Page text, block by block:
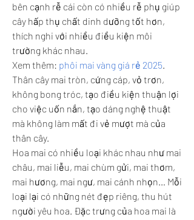
bên cạnh rễ cái còn có nhiều rễ phụ giúp
cây hấp thụ chất dinh dưỡng tốt hơn,
thích nghi với nhiều điều kiện môi
trường khác nhau.
Xem thêm: phôi mai vàng giá rẻ 2025.
Thân cây mai tròn, cứng cáp, vỏ trơn,
không bong tróc, tạo điều kiện thuận lợi
cho việc uốn nắn, tạo dáng nghệ thuật
mà không làm mất đi vẻ mượt mà của
thân cây.
Hoa mai có nhiều loại khác nhau như mai
châu, mai liễu, mai chùm gửi, mai thơm,
mai hương, mai ngư, mai cánh nhọn… Mỗi
loại lại có những nét đẹp riêng, thu hút
người yêu hoa. Đặc trưng của hoa mai là